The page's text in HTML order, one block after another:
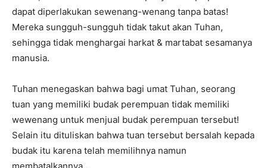
dapat diperlakukan sewenang-wenang tanpa batas!
Mereka sungguh-sungguh tidak takut akan Tuhan,
sehingga tidak menghargai harkat & martabat sesamanya
manusia.
Tuhan menegaskan bahwa bagi umat Tuhan, seorang
tuan yang memiliki budak perempuan tidak memiliki
wewenang untuk menjual budak perempuan tersebut!
Selain itu dituliskan bahwa tuan tersebut bersalah kepada
budak itu karena telah memilihnya namun